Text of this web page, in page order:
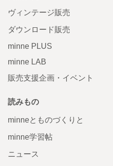
ヴィンテージ販売
ダウンロード販売
minne PLUS
minne LAB
販売支援企画・イベント
読みもの
minneとものづくりと
minne学習帖
ニュース